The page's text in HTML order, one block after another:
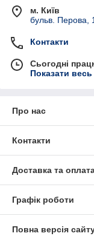
м. Київ
бульв. Перова,
Контакти
Сьогодні
Показати
Про нас
Контакти
Доставка та
Графік роботи
Повна версія